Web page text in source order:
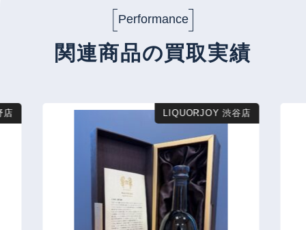
Performance
関連商品の買取実績
LIQUORJOY 渋谷店